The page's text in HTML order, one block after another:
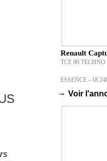
Renault
TCE 90 TECHNO
ESSENCE - 18
→ Voir